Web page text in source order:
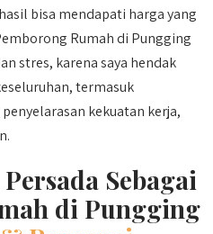
bisa mendapati harga yang
Rumah di Pungging
stres, karena saya hendak
termasuk
kekuatan kerja,
Sebagai
di Pungging